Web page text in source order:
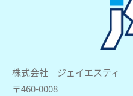
株式会社 ジェイエスティ
〒460-0008